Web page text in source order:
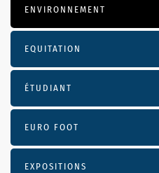
ENVIRONNEMENT
EQUITATION
ÉTUDIANT
EURO FOOT
EXPOSITIONS